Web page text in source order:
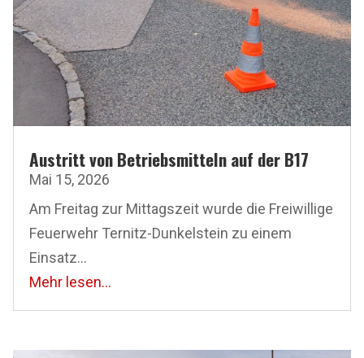
Austritt von Betriebsmitteln auf der B17
Mai 15, 2026
Am Freitag zur Mittagszeit wurde die Freiwillige
Feuerwehr Ternitz-Dunkelstein zu einem
Einsatz...
Mehr lesen...